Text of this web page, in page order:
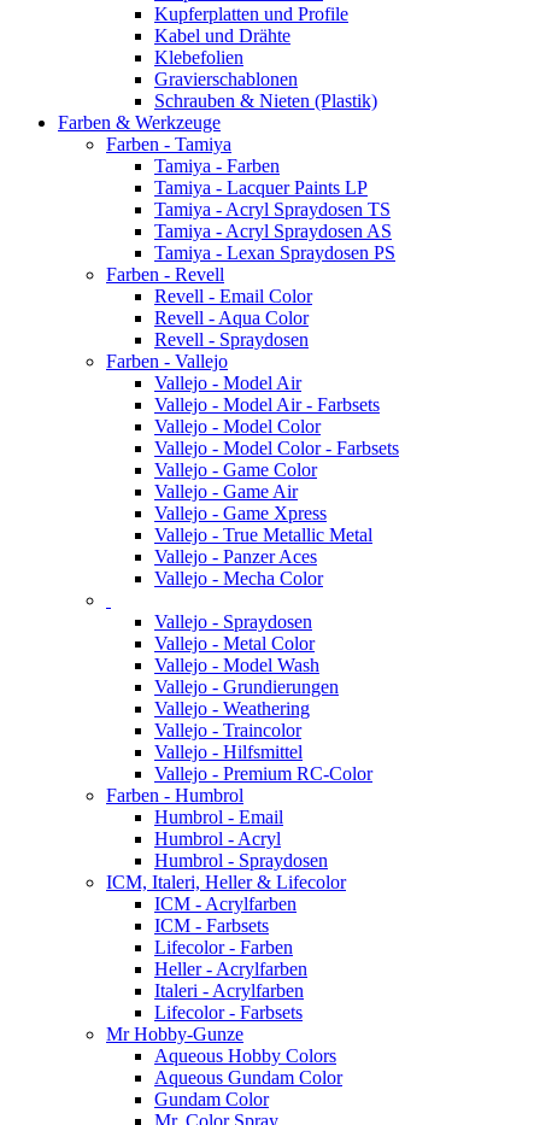
Kupferplatten und Profile
Kabel und Drähte
Klebefolien
Gravierschablonen
Schrauben & Nieten (Plastik)
Farben & Werkzeuge
Farben - Tamiya
Tamiya - Farben
Tamiya - Lacquer Paints LP
Tamiya - Acryl Spraydosen TS
Tamiya - Acryl Spraydosen AS
Tamiya - Lexan Spraydosen PS
Farben - Revell
Revell - Email Color
Revell - Aqua Color
Revell - Spraydosen
Farben - Vallejo
Vallejo - Model Air
Vallejo - Model Air - Farbsets
Vallejo - Model Color
Vallejo - Model Color - Farbsets
Vallejo - Game Color
Vallejo - Game Air
Vallejo - Game Xpress
Vallejo - True Metallic Metal
Vallejo - Panzer Aces
Vallejo - Mecha Color
Vallejo - Spraydosen
Vallejo - Metal Color
Vallejo - Model Wash
Vallejo - Grundierungen
Vallejo - Weathering
Vallejo - Traincolor
Vallejo - Hilfsmittel
Vallejo - Premium RC-Color
Farben - Humbrol
Humbrol - Email
Humbrol - Acryl
Humbrol - Spraydosen
ICM, Italeri, Heller & Lifecolor
ICM - Acrylfarben
ICM - Farbsets
Lifecolor - Farben
Heller - Acrylfarben
Italeri - Acrylfarben
Lifecolor - Farbsets
Mr Hobby-Gunze
Aqueous Hobby Colors
Aqueous Gundam Color
Gundam Color
Mr. Color Spray